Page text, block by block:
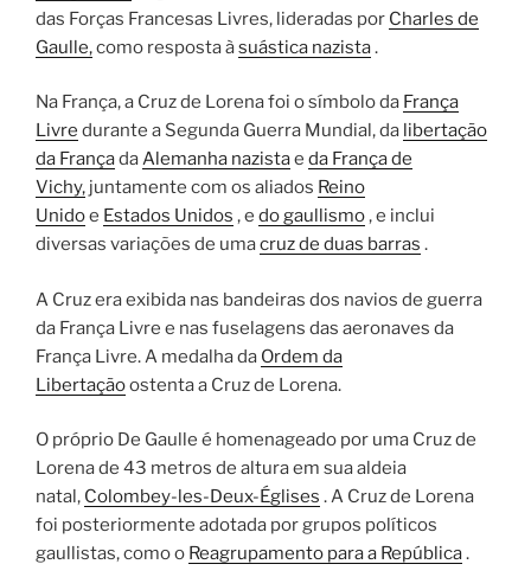
das Forças Francesas Livres, lideradas por Charles de
Gaulle,como resposta àsuástica nazista.
Na França, a Cruz de Lorena foi o símbolo da França
Livre durante a Segunda Guerra Mundial, da libertação
da FrançadaAlemanha nazistae da França de
Vichy, juntamente com os aliados Reino
Unidoe Estados Unidos , e do gaullismo, e inclui
diversas variações de umacruz de duas barras .
A Cruz era exibida nas bandeiras dos navios de guerra
da França Livre e nas fuselagens das aeronaves da
França Livre. A medalha da Ordem da
Libertaçãoostenta a Cruz de Lorena.
O próprio De Gaulle é homenageado por uma Cruz de
Lorena de 43 metros de altura em sua aldeia
natal, Colombey-les-Deux-Églises . A Cruz de Lorena
foi posteriormente adotada por grupos políticos
gaullistas, como o Reagrupamento para a República.